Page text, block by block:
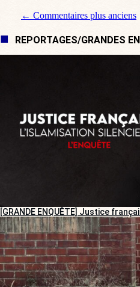
Navigation de
← Commentaires plus anciens
REPORTAGES/GRANDES
[GRANDE ENQUÊTE] Justice